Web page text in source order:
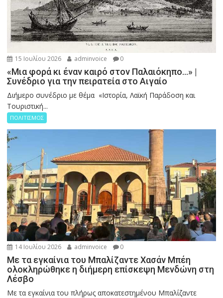
15 Ιουλίου 2026 adminvoice 0
«Μια φορά κι έναν καιρό στον Παλαιόκηπο…» |
Συνέδριο για την πειρατεία στο Αιγαίο
Διήμερο συνέδριο με θέμα «Ιστορία, Λαϊκή Παράδοση και
Τουριστική...
ΠΟΛΙΤΙΣΜΟΣ
14 Ιουλίου 2026 adminvoice 0
Με τα εγκαίνια του Μπαλίζαντε Χασάν Μπέη
ολοκληρώθηκε η διήμερη επίσκεψη Μενδώνη στη
Λέσβο
Με τα εγκαίνια του πλήρως αποκατεστημένου Μπαλίζαντε